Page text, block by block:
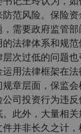
范风险。保险
需要政府监管
法律体系和规范
次过低的问题
用法律框架在
章层面，保监
司投资行为违
此外，大量相
并非长久之计